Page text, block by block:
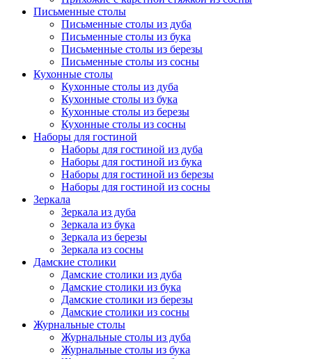
Письменные столы
Письменные столы из дуба
Письменные столы из бука
Письменные столы из березы
Письменные столы из сосны
Кухонные столы
Кухонные столы из дуба
Кухонные столы из бука
Кухонные столы из березы
Кухонные столы из сосны
Наборы для гостиной
Наборы для гостиной из дуба
Наборы для гостиной из бука
Наборы для гостиной из березы
Наборы для гостиной из сосны
Зеркала
Зеркала из дуба
Зеркала из бука
Зеркала из березы
Зеркала из сосны
Дамские столики
Дамские столики из дуба
Дамские столики из бука
Дамские столики из березы
Дамские столики из сосны
Журнальные столы
Журнальные столы из дуба
Журнальные столы из бука